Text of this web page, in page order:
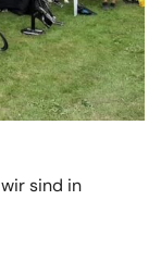
sind in